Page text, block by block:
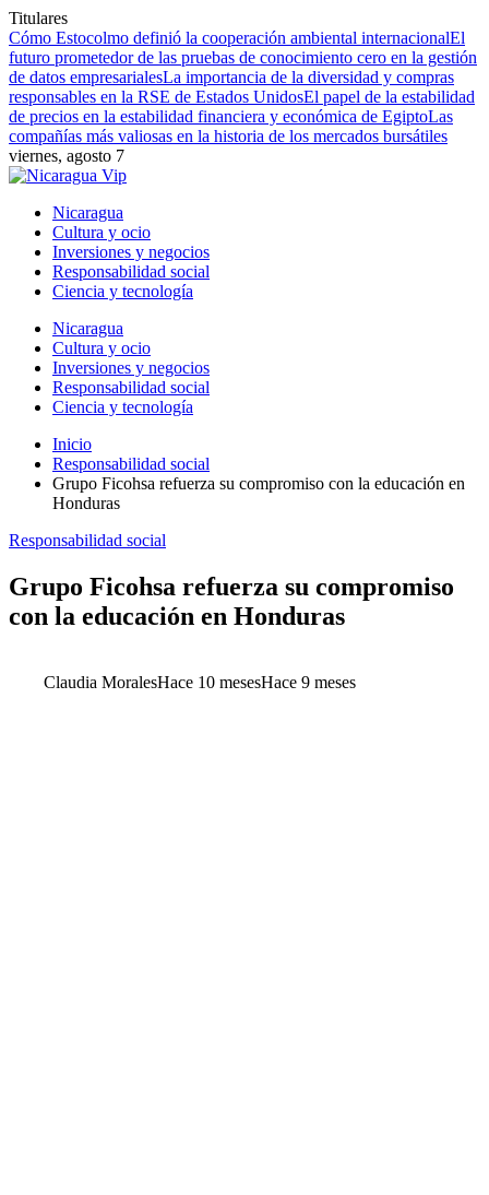
Titulares
Cómo Estocolmo definió la cooperación ambiental internacionalEl
futuro prometedor de las pruebas de conocimiento cero en la gestión
de datos empresarialesLa importancia de la diversidad y compras
responsables en la RSE de Estados UnidosEl papel de la estabilidad
de precios en la estabilidad financiera y económica de EgiptoLas
compañías más valiosas en la historia de los mercados bursátiles
viernes, agosto 7
Nicaragua
Cultura y ocio
Inversiones y negocios
Responsabilidad social
Ciencia y tecnología
Nicaragua
Cultura y ocio
Inversiones y negocios
Responsabilidad social
Ciencia y tecnología
Inicio
Responsabilidad social
Grupo Ficohsa refuerza su compromiso con la educación en
Honduras
Responsabilidad social
Grupo Ficohsa refuerza su compromiso
con la educación en Honduras
Claudia MoralesHace 10 mesesHace 9 meses